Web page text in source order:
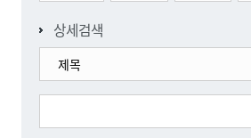
상세검색
제목